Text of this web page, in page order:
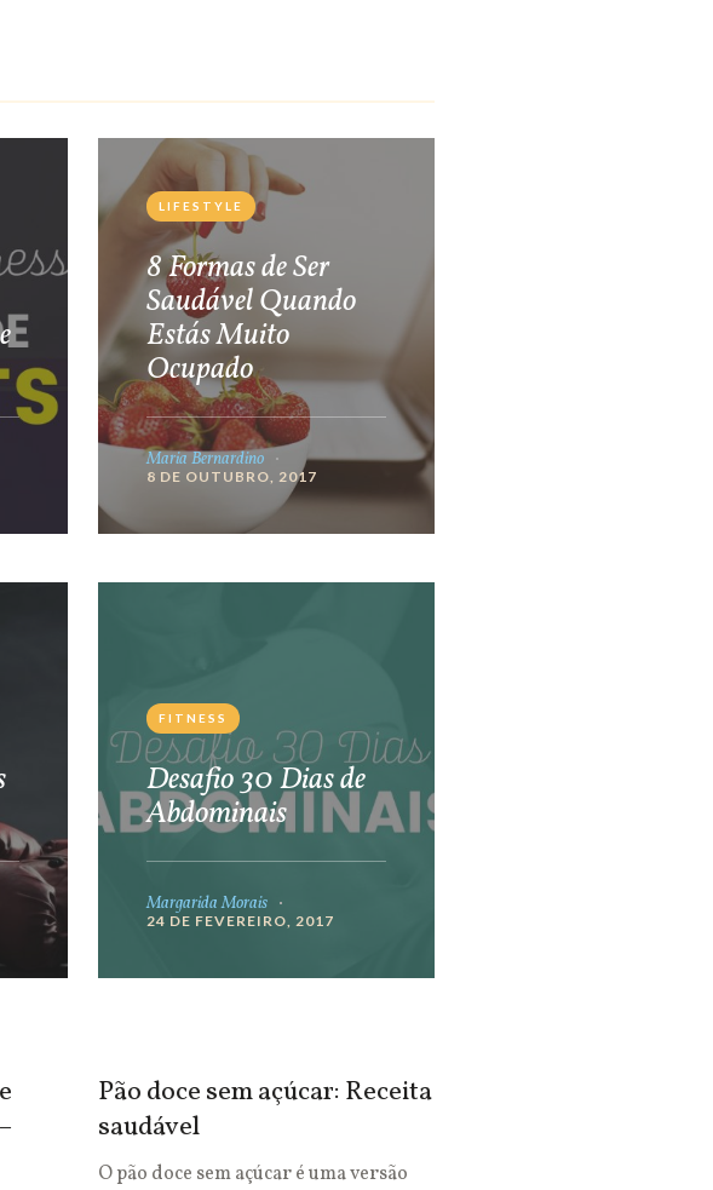
LIFESTYLE
8 Formas de Ser
Saudável Quando
Estás Muito
Ocupado
Maria Bernardino
8 DE OUTUBRO, 2017
FITNESS
Desafio 30 Dias de
Abdominais
Margarida Morais
24 DE FEVEREIRO, 2017
Pão doce sem açúcar: Receita
saudável
O pão doce sem açúcar é uma versão